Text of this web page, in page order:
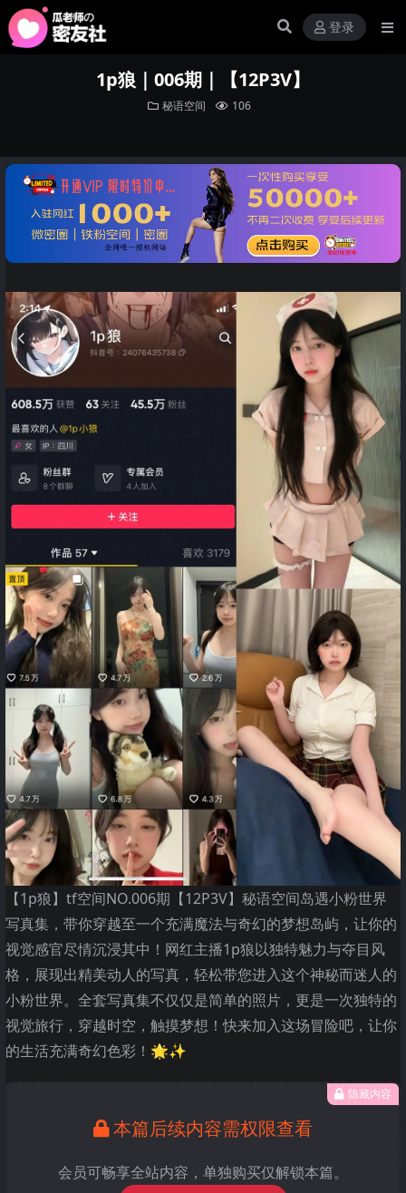
登录
1p狼｜006期｜【12P3V】
秘语空间 106
【1p狼】tf空间NO.006期【12P3V】秘语空间岛遇小粉世界
写真集，带你穿越至一个充满魔法与奇幻的梦想岛屿，让你的
视觉感官尽情沉浸其中！网红主播1p狼以独特魅力与夺目风
格，展现出精美动人的写真，轻松带您进入这个神秘而迷人的
小粉世界。全套写真集不仅仅是简单的照片，更是一次独特的
视觉旅行，穿越时空，触摸梦想！快来加入这场冒险吧，让你
的生活充满奇幻色彩！🌟✨
隐藏内容
本篇后续内容需权限查看
会员可畅享全站内容，单独购买仅解锁本篇。